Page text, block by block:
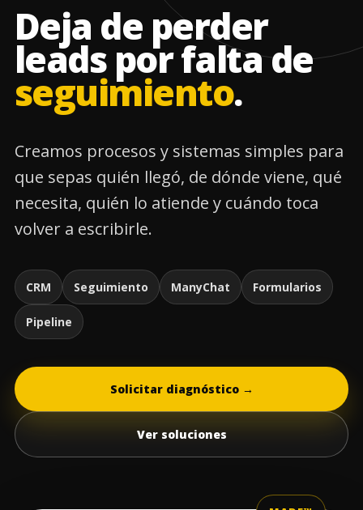
Deja de perder
leads por falta de
seguimiento.
Creamos procesos y sistemas simples para
que sepas quién llegó, de dónde viene, qué
necesita, quién lo atiende y cuándo toca
volver a escribirle.
CRM Seguimiento ManyChat Formularios
Pipeline
Solicitar diagnóstico →
Ver soluciones